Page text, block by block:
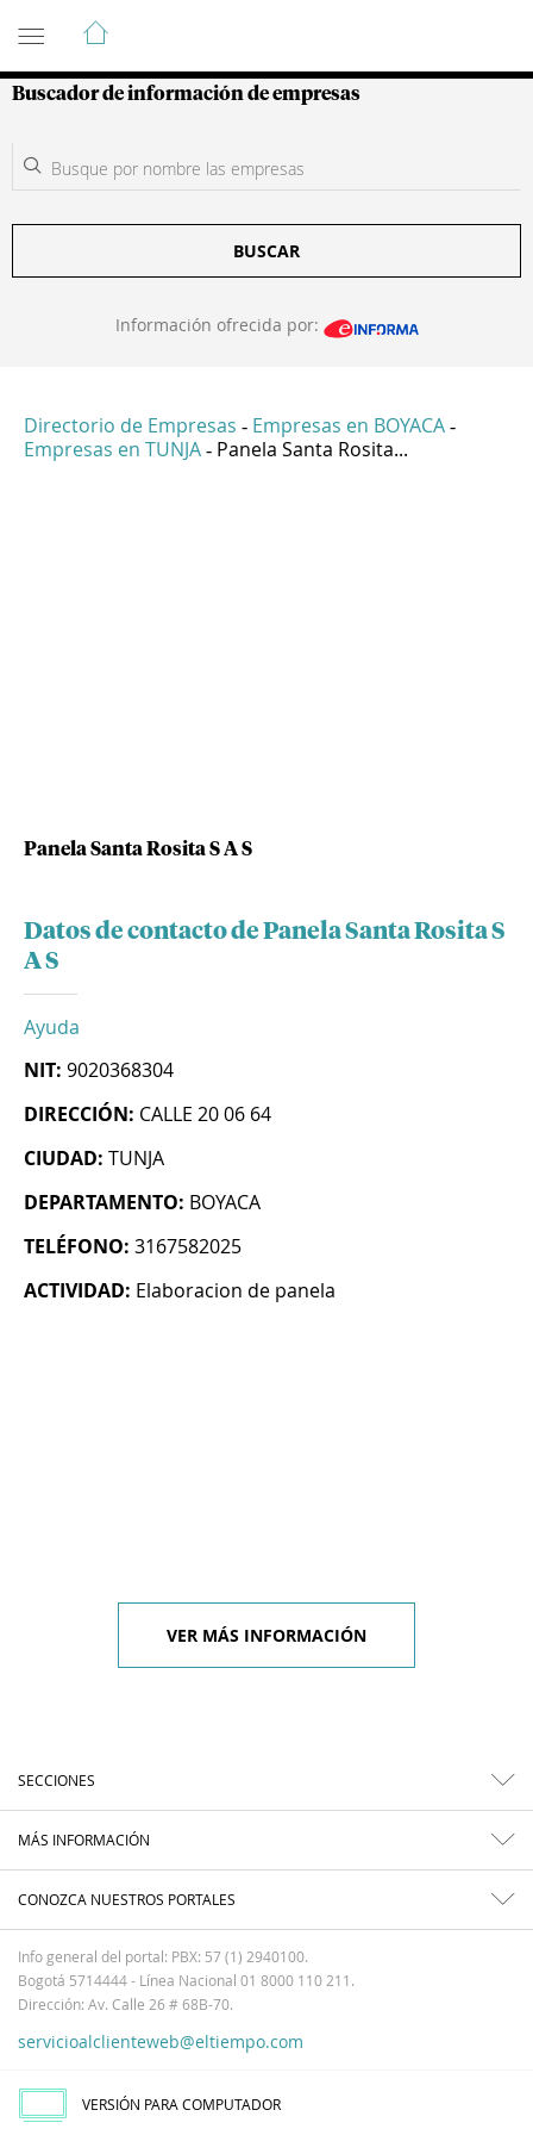
Guía de Empresas Colombianas
Buscador de información de empresas
BUSCAR
Información ofrecida por:
Directorio de Empresas - Empresas en BOYACA -
Empresas en TUNJA - Panela Santa Rosita...
Panela Santa Rosita S A S
Datos de contacto de Panela Santa Rosita S
A S
Ayuda
NIT: 9020368304
DIRECCIÓN: CALLE 20 06 64
CIUDAD: TUNJA
DEPARTAMENTO: BOYACA
TELÉFONO: 3167582025
ACTIVIDAD: Elaboracion de panela
VER MÁS INFORMACIÓN
SECCIONES
MÁS INFORMACIÓN
CONOZCA NUESTROS PORTALES
Info general del portal: PBX: 57 (1) 2940100.
Bogotá 5714444 - Línea Nacional 01 8000 110 211.
Dirección: Av. Calle 26 # 68B-70.
servicioalclienteweb@eltiempo.com
VERSIÓN PARA COMPUTADOR